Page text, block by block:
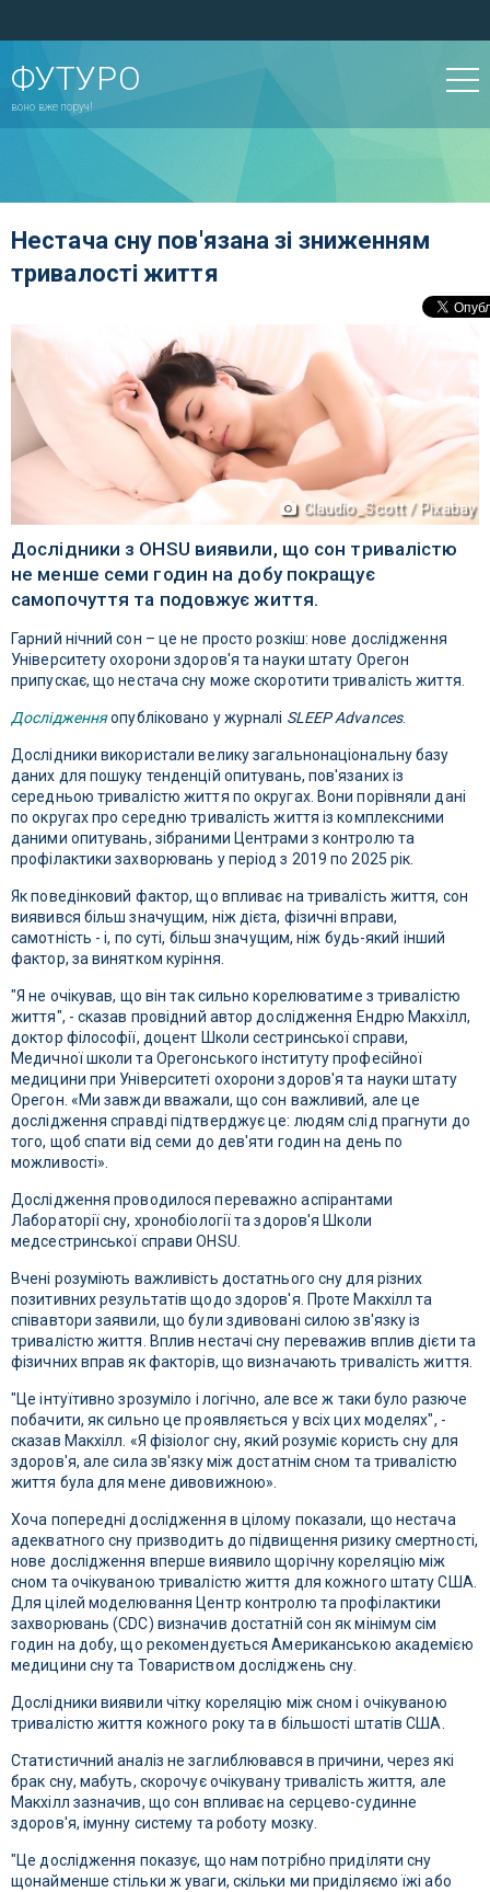
ФУТУРО
воно вже поруч!
Нестача сну пов'язана зі зниженням
тривалості життя
Claudio_Scott / Pixabay
Дослідники з OHSU виявили, що сон тривалістю
не менше семи годин на добу покращує
самопочуття та подовжує життя.
Гарний нічний сон – це не просто розкіш: нове дослідження
Університету охорони здоров'я та науки штату Орегон
припускає, що нестача сну може скоротити тривалість життя.
Дослідженняопубліковано у журналі SLEEP Advances.
Дослідники використали велику загальнонаціональну базу
даних для пошуку тенденцій опитувань, пов'язаних із
середньою тривалістю життя по округах. Вони порівняли дані
по округах про середню тривалість життя із комплексними
даними опитувань, зібраними Центрами з контролю та
профілактики захворювань у період з 2019 по 2025 рік.
Як поведінковий фактор, що впливає на тривалість життя, сон
виявився більш значущим, ніж дієта, фізичні вправи,
самотність - і, по суті, більш значущим, ніж будь-який інший
фактор, за винятком куріння.
"Я не очікував, що він так сильно корелюватиме з тривалістю
життя", - сказав провідний автор дослідження Ендрю Макхілл,
доктор філософії, доцент Школи сестринської справи,
Медичної школи та Орегонського інституту професійної
медицини при Університеті охорони здоров'я та науки штату
Орегон. «Ми завжди вважали, що сон важливий, але це
дослідження справді підтверджує це: людям слід прагнути до
того, щоб спати від семи до дев'яти годин на день по
можливості».
Дослідження проводилося переважно аспірантами
Лабораторії сну, хронобіології та здоров'я Школи
медсестринської справи OHSU.
Вчені розуміють важливість достатнього сну для різних
позитивних результатів щодо здоров'я. Проте Макхілл та
співавтори заявили, що були здивовані силою зв'язку із
тривалістю життя. Вплив нестачі сну переважив вплив дієти та
фізичних вправ як факторів, що визначають тривалість життя.
"Це інтуїтивно зрозуміло і логічно, але все ж таки було разюче
побачити, як сильно це проявляється у всіх цих моделях", -
сказав Макхілл. «Я фізіолог сну, який розуміє користь сну для
здоров'я, але сила зв'язку між достатнім сном та тривалістю
життя була для мене дивовижною».
Хоча попередні дослідження в цілому показали, що нестача
адекватного сну призводить до підвищення ризику смертності,
нове дослідження вперше виявило щорічну кореляцію між
сном та очікуваною тривалістю життя для кожного штату США.
Для цілей моделювання Центр контролю та профілактики
захворювань (CDC) визначив достатній сон як мінімум сім
годин на добу, що рекомендується Американською академією
медицини сну та Товариством досліджень сну.
Дослідники виявили чітку кореляцію між сном і очікуваною
тривалістю життя кожного року та в більшості штатів США.
Статистичний аналіз не заглиблювався в причини, через які
брак сну, мабуть, скорочує очікувану тривалість життя, але
Макхілл зазначив, що сон впливає на серцево-судинне
здоров'я, імунну систему та роботу мозку.
"Це дослідження показує, що нам потрібно приділяти сну
щонайменше стільки ж уваги, скільки ми приділяємо їжі або